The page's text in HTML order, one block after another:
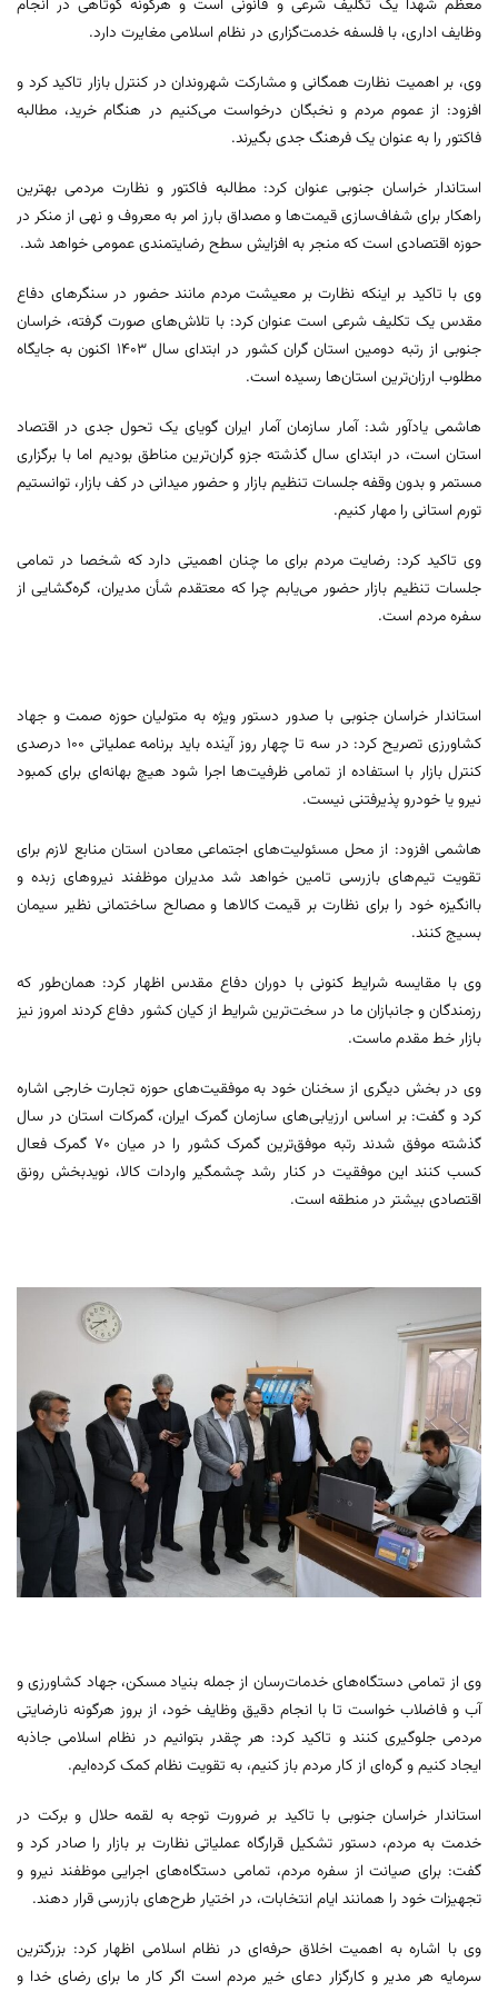
معظم شهدا یک تکلیف شرعی و قانونی است و هرگونه کوتاهی در انجام
وظایف اداری، با فلسفه خدمت‌گزاری در نظام اسلامی مغایرت دارد.
وی، بر اهمیت نظارت همگانی و مشارکت شهروندان در کنترل بازار تاکید کرد و
افزود: از عموم مردم و نخبگان درخواست می‌کنیم در هنگام خرید، مطالبه
فاکتور را به عنوان یک فرهنگ جدی بگیرند.
استاندار خراسان جنوبی عنوان کرد: مطالبه فاکتور و نظارت مردمی بهترین
راهکار برای شفاف‌سازی قیمت‌ها و مصداق بارز امر به معروف و نهی از منکر در
حوزه اقتصادی است که منجر به افزایش سطح رضایتمندی عمومی خواهد شد.
وی با تاکید بر اینکه نظارت بر معیشت مردم مانند حضور در سنگرهای دفاع
مقدس یک تکلیف شرعی است عنوان کرد: با تلاش‌های صورت گرفته، خراسان
جنوبی از رتبه دومین استان گران کشور در ابتدای سال ۱۴۰۳ اکنون به جایگاه
مطلوب ارزان‌ترین استان‌ها رسیده است.
هاشمی یادآور شد: آمار سازمان آمار ایران گویای یک تحول جدی در اقتصاد
استان است، در ابتدای سال گذشته جزو گران‌ترین مناطق بودیم اما با برگزاری
مستمر و بدون وقفه جلسات تنظیم بازار و حضور میدانی در کف بازار، توانستیم
تورم استانی را مهار کنیم.
وی تاکید کرد: رضایت مردم برای ما چنان اهمیتی دارد که شخصا در تمامی
جلسات تنظیم بازار حضور می‌یابم چرا که معتقدم شأن مدیران، گره‌گشایی از
سفره مردم است.
استاندار خراسان جنوبی با صدور دستور ویژه به متولیان حوزه صمت و جهاد
کشاورزی تصریح کرد: در سه تا چهار روز آینده باید برنامه عملیاتی ۱۰۰ درصدی
کنترل بازار با استفاده از تمامی ظرفیت‌ها اجرا شود هیچ بهانه‌ای برای کمبود
نیرو یا خودرو پذیرفتنی نیست.
هاشمی افزود: از محل مسئولیت‌های اجتماعی معادن استان منابع لازم برای
تقویت تیم‌های بازرسی تامین خواهد شد مدیران موظفند نیروهای زبده و
باانگیزه خود را برای نظارت بر قیمت کالاها و مصالح ساختمانی نظیر سیمان
بسیج کنند.
وی با مقایسه شرایط کنونی با دوران دفاع مقدس اظهار کرد: همان‌طور که
رزمندگان و جانبازان ما در سخت‌ترین شرایط از کیان کشور دفاع کردند امروز نیز
بازار خط مقدم ماست.
وی در بخش دیگری از سخنان خود به موفقیت‌های حوزه تجارت خارجی اشاره
کرد و گفت: بر اساس ارزیابی‌های سازمان گمرک ایران، گمرکات استان در سال
گذشته موفق شدند رتبه موفق‌ترین گمرک کشور را در میان ۷۰ گمرک فعال
کسب کنند این موفقیت در کنار رشد چشمگیر واردات کالا، نویدبخش رونق
اقتصادی بیشتر در منطقه است.
وی از تمامی دستگاه‌های خدمات‌رسان از جمله بنیاد مسکن، جهاد کشاورزی و
آب و فاضلاب خواست تا با انجام دقیق وظایف خود، از بروز هرگونه نارضایتی
مردمی جلوگیری کنند و تاکید کرد: هر چقدر بتوانیم در نظام اسلامی جاذبه
ایجاد کنیم و گره‌ای از کار مردم باز کنیم، به تقویت نظام کمک کرده‌ایم.
استاندار خراسان جنوبی با تاکید بر ضرورت توجه به لقمه حلال و برکت در
خدمت به مردم، دستور تشکیل قرارگاه عملیاتی نظارت بر بازار را صادر کرد و
گفت: برای صیانت از سفره مردم، تمامی دستگاه‌های اجرایی موظفند نیرو و
تجهیزات خود را همانند ایام انتخابات، در اختیار طرح‌های بازرسی قرار دهند.
وی با اشاره به اهمیت اخلاق حرفه‌ای در نظام اسلامی اظهار کرد: بزرگترین
سرمایه هر مدیر و کارگزار دعای خیر مردم است اگر کار ما برای رضای خدا و